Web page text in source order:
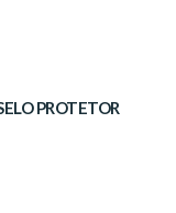
PROTETOR